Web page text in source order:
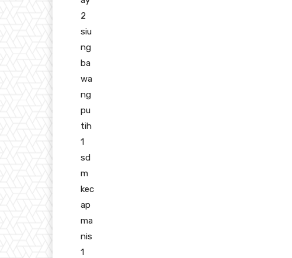
2
siu
ng
ba
wa
ng
pu
tih
1
sd
m
kec
ap
ma
nis
1